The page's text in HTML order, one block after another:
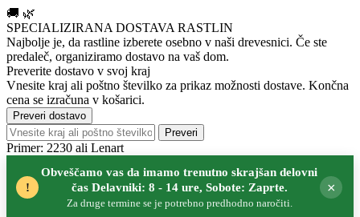
🚚 🌿
SPECIALIZIRANA DOSTAVA RASTLIN
Najbolje je, da rastline izberete osebno v naši drevesnici. Če ste
predaleč, organiziramo dostavo na vaš dom.
Preverite dostavo v svoj kraj
Vnesite kraj ali poštno številko za prikaz možnosti dostave. Končna
cena se izračuna v košarici.
Preveri dostavo
Preveri
Primer: 2230 ali Lenart
!
Obveščamo vas da imamo trenutno skrajšan delovni
čas Delavniki: 8 - 14 ure, Sobote: Zaprte.
Za druge termine se je potrebno predhodno naročiti.
×